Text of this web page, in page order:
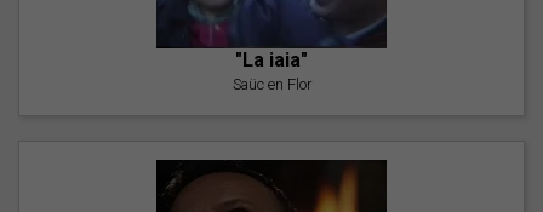
"La iaia"
Saüc en Flor